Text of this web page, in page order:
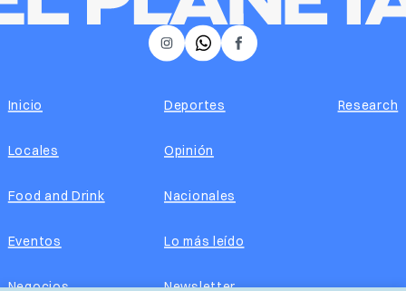
𝕏 Facebook
Instagram
Inicio
Locales
Food and Drink
Eventos
Negocios
Deportes
Opinión
Nacionales
Lo más leído
Newsletter
Research